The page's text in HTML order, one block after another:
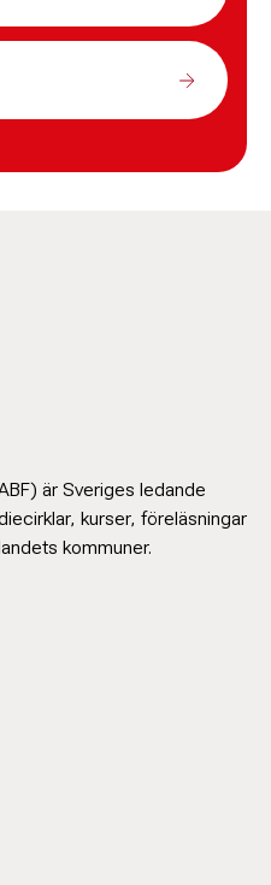
är Sveriges ledande
kurser, föreläsningar
kommuner.